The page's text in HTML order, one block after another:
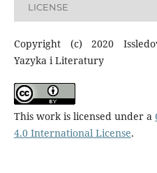
LICENSE
Copyright (c) 2020
Yazyka i Literatury
This work is licensed under a
4.0 International License.